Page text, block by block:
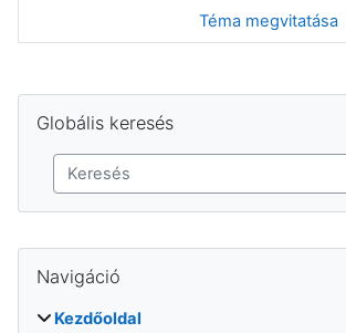
Téma megvitatása
Blokkok
Globális keresés
Keresés
Supplementary blocks
Navigáció
Kezdőoldal